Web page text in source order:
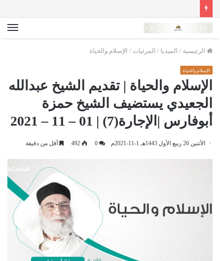
الرئيسية / الميديا / المرئيات / الإسلام والحياة
الإسلام والحياة
الإسلام والحياة | تقديم الشيخ عبدالله
الجعيدي يستضيف الشيخ حمزة
أبوفارس |الإجارة(7) | 01 – 11 – 2021
الأثنين 26 ربيع الأول 1443هـ 1-11-2021م 0
492 أقل من دقيقة